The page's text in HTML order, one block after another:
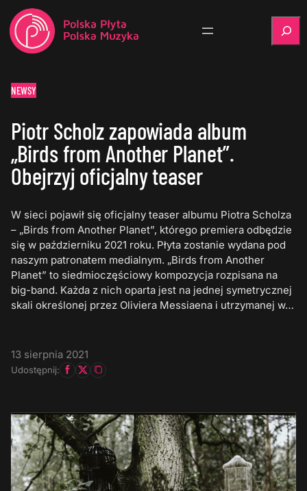
NEWSY
Piotr Scholz zapowiada album
„Birds from Another Planet”.
Obejrzyj oficjalny teaser
W sieci pojawił się oficjalny teaser albumu Piotra Scholza
– „Birds from Another Planet”, którego premiera odbędzie
się w październiku 2021 roku. Płyta zostanie wydana pod
naszym patronatem medialnym. „Birds from Another
Planet” to siedmioczęściowy kompozycja rozpisana na
big-band. Każda z nich oparta jest na jednej symetrycznej
skali określonej przez Oliviera Messiaena i utrzymanej w…
13 sierpnia 2021
Udostępnij: